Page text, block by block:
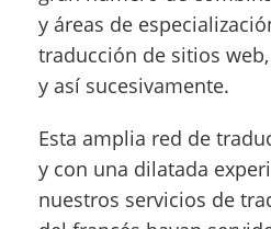
y áreas de
traducción de sitios
y así sucesivamente.
Esta amplia red de
y con una dilatada
nuestros servicios de